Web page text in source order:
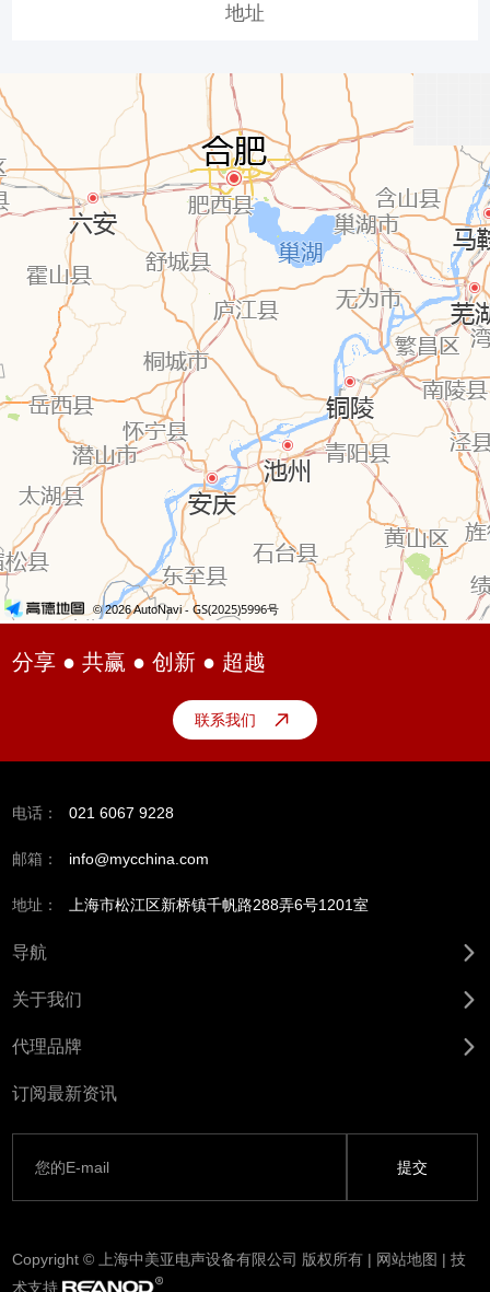
地址
分享 ● 共赢 ● 创新 ● 超越
联系我们
电话： 021 6067 9228
邮箱： info@mycchina.com
地址： 上海市松江区新桥镇千帆路288弄6号1201室
导航
关于我们
代理品牌
订阅最新资讯
Copyright © 上海中美亚电声设备有限公司 版权所有 | 网站地图 | 技
术支持